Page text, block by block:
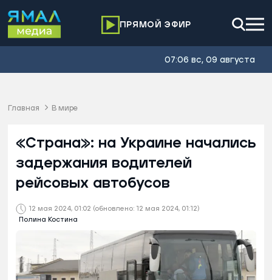
ПРЯМОЙ ЭФИР
07:06 вс, 09 августа
Главная В мире
12 мая 2024, 01:02 (обновлено: 12 мая 2024, 01:12)
Полина Костина
«Страна»: на Украине начались
задержания водителей
рейсовых автобусов